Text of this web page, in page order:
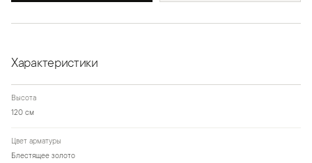
Характеристики
Высота
120 см
Цвет арматуры
Блестящее золото